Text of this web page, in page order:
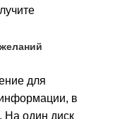
для
в
На один диск